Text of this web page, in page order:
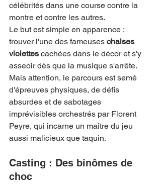
célébrités dans une course contre la
montre et contre les autres.
Le but est simple en apparence :
trouver l'une des fameuses chaises
violettes cachées dans le décor et s'y
asseoir dès que la musique s'arrête.
Mais attention, le parcours est semé
d'épreuves physiques, de défis
absurdes et de sabotages
imprévisibles orchestrés par Florent
Peyre, qui incarne un maître du jeu
aussi malicieux que taquin.
Casting : Des binômes de
choc